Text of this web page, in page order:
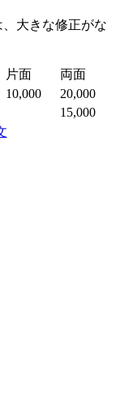
大きな修正がな
片面
両面
10,000
20,000
15,000